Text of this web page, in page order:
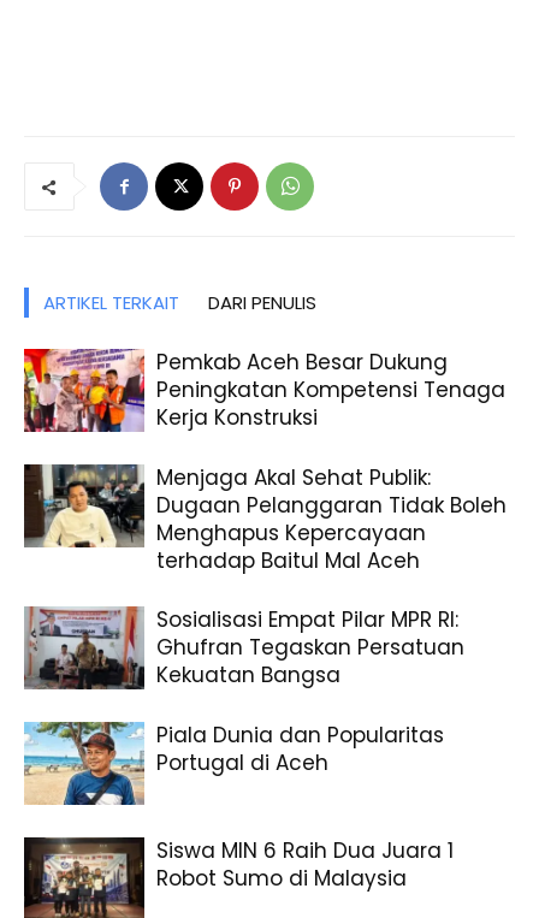
ARTIKEL TERKAIT DARI PENULIS
Pemkab Aceh Besar Dukung
Peningkatan Kompetensi Tenaga
Kerja Konstruksi
Menjaga Akal Sehat Publik:
Dugaan Pelanggaran Tidak Boleh
Menghapus Kepercayaan
terhadap Baitul Mal Aceh
Sosialisasi Empat Pilar MPR RI:
Ghufran Tegaskan Persatuan
Kekuatan Bangsa
Piala Dunia dan Popularitas
Portugal di Aceh
Siswa MIN 6 Raih Dua Juara 1
Robot Sumo di Malaysia